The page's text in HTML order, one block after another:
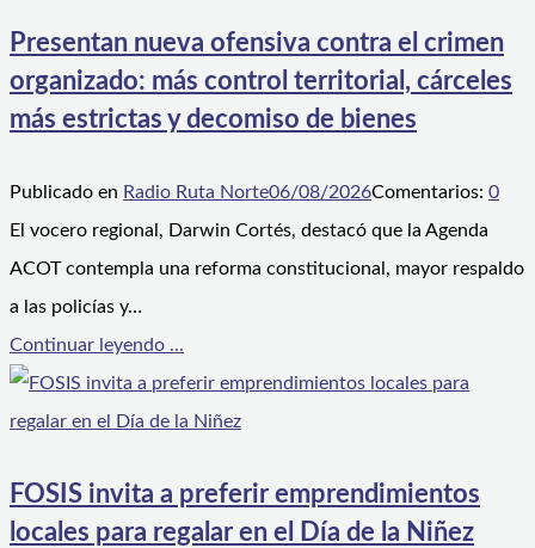
Presentan nueva ofensiva contra el crimen
organizado: más control territorial, cárceles
más estrictas y decomiso de bienes
Publicado en Radio Ruta Norte06/08/2026Comentarios: 0
El vocero regional, Darwin Cortés, destacó que la Agenda
ACOT contempla una reforma constitucional, mayor respaldo
a las policías y…
Continuar leyendo ...
FOSIS invita a preferir emprendimientos
locales para regalar en el Día de la Niñez